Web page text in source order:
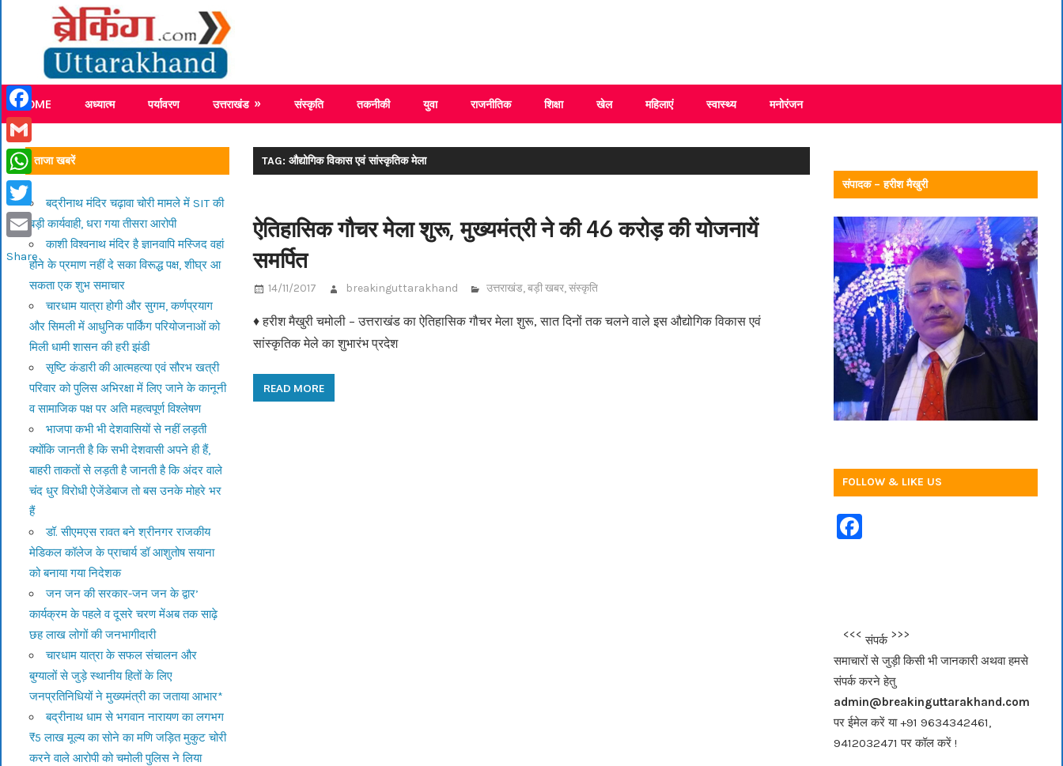
content
Breaking News Uttarakhand
HOME अध्यात्म पर्यावरण उत्तराखंड संस्कृति तकनीकी युवा राजनीतिक शिक्षा खेल महिलाएं स्वास्थ्य मनोरंजन
TAG: औद्योगिक विकास एवं सांस्कृतिक मेला
ऐतिहासिक गौचर मेला शुरू, मुख्यमंत्री ने की 46 करोड़ की योजनायें
समर्पित
14/11/2017 breakinguttarakhand उत्तराखंड,बड़ी खबर,संस्कृति
♦ हरीश मैखुरी चमोली – उत्तराखंड का ऐतिहासिक गौचर मेला शुरू, सात दिनों तक चलने वाले इस औद्योगिक विकास एवं
सांस्कृतिक मेले का शुभारंभ प्रदेश
READ MORE
ताजा खबरें
बद्रीनाथ मंदिर चढ़ावा चोरी मामले में SIT की
बड़ी कार्यवाही, धरा गया तीसरा आरोपी
काशी विश्वनाथ मंदिर है ज्ञानवापि मस्जिद वहां
होने के प्रमाण नहीं दे सका विरूद्ध पक्ष, शीघ्र आ
सकता एक शुभ समाचार
चारधाम यात्रा होगी और सुगम, कर्णप्रयाग
और सिमली में आधुनिक पार्किंग परियोजनाओं को
मिली धामी शासन की हरी झंडी
सृष्टि कंडारी की आत्महत्या एवं सौरभ खत्री
परिवार को पुलिस अभिरक्षा में लिए जाने के कानूनी
व सामाजिक पक्ष पर अति महत्वपूर्ण विश्लेषण
भाजपा कभी भी देशवासियों से नहीं लड़ती
क्योंकि जानती है कि सभी देशवासी अपने ही हैं,
बाहरी ताकतों से लड़ती है जानती है कि अंदर वाले
चंद धुर विरोधी ऐजेंडेबाज तो बस उनके मोहरे भर
हैं
डॉ. सीएमएस रावत बने श्रीनगर राजकीय
मेडिकल कॉलेज के प्राचार्य डॉ आशुतोष सयाना
को बनाया गया निदेशक
जन जन की सरकार-जन जन के द्वार’
कार्यक्रम के पहले व दूसरे चरण मेंअब तक साढ़े
छह लाख लोगों की जनभागीदारी
चारधाम यात्रा के सफल संचालन और
बुग्यालों से जुड़े स्थानीय हितों के लिए
जनप्रतिनिधियों ने मुख्यमंत्री का जताया आभार*
बद्रीनाथ धाम से भगवान नारायण का लगभग
₹5 लाख मूल्य का सोने का मणि जड़ित मुकुट चोरी
करने वाले आरोपी को चमोली पुलिस ने लिया
संपादक – हरीश मैखुरी
FOLLOW & LIKE US
F
b
o
o
k
<<<
संपर्क
>>>
समाचारों से जुड़ी किसी भी जानकारी अथवा हमसे
संपर्क करने हेतु
admin@breakinguttarakhand.com
पर ईमेल करें या +91 9634342461,
9412032471 पर कॉल करें !
Facebook
Gmail
WhatsApp
Twitter
Email
Share